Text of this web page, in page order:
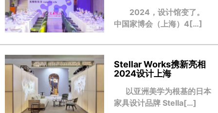
2024，设计馆变了。
中国家博会（上海）4[…]
Stellar Works携新亮相
2024设计上海
以亚洲美学为根基的日本
家具设计品牌 Stella[…]